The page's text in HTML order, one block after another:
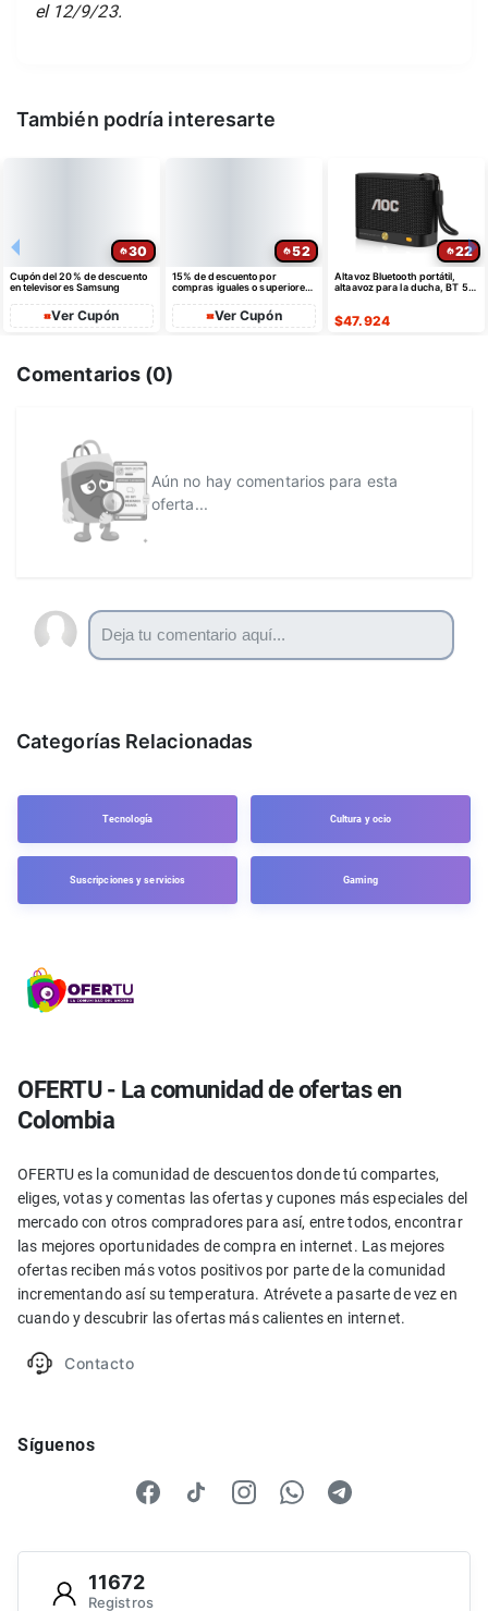
el 12/9/23.
También podría interesarte
30
Cupón del 20% de descuento
en televisores Samsung
Ver Cupón
52
15% de descuento por
compras iguales o superiores
de dto
Ver Cupón
22
Altavoz Bluetooth portátil,
altaavoz para la ducha, BT 5.4
$47.924
Comentarios (0)
Aún no hay comentarios para esta
oferta...
Categorías Relacionadas
Tecnología Cultura y ocio
Suscripciones y servicios Gaming
OFERTU - La comunidad de ofertas en
Colombia
OFERTU es la comunidad de descuentos donde tú compartes,
eliges, votas y comentas las ofertas y cupones más especiales del
mercado con otros compradores para así, entre todos, encontrar
las mejores oportunidades de compra en internet. Las mejores
ofertas reciben más votos positivos por parte de la comunidad
incrementando así su temperatura. Atrévete a pasarte de vez en
cuando y descubrir las ofertas más calientes en internet.
Contacto
Síguenos
11672
Registros